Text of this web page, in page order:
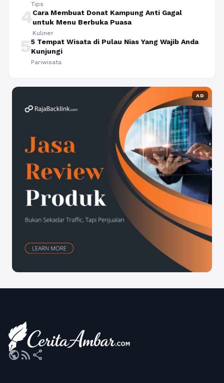
Tips
4Cara Membuat Donat Kampung Anti Gagal
untuk Menu Berbuka Puasa
Kuliner
55 Tempat Wisata di Pulau Nias Yang Wajib Anda
Kunjungi
Pariwisata
AD
publicrss_feed share